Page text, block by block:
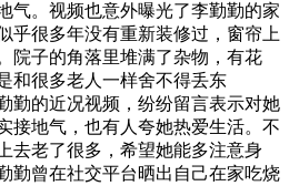
气。视频也意外曝光了李勤勤的家
乎很多年没有重新装修过，窗帘上
院子的角落里堆满了杂物，有花
和很多老人一样舍不得丢东
近况视频，纷纷留言表示对她
接地气，也有人夸她热爱生活。不
去老了很多，希望她能多注意身
在社交平台晒出自己在家吃烧